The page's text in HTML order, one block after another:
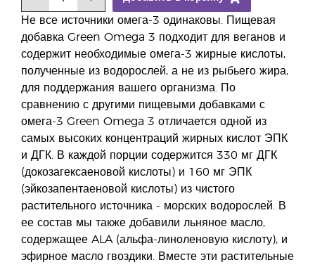
Не все источники омега-3 одинаковы. Пищевая
добавка Green Omega 3 подходит для веганов и
содержит необходимые омега-3 жирные кислоты,
полученные из водорослей, а не из рыбьего жира,
для поддержания вашего организма. По
сравнению с другими пищевыми добавками с
омега-3 Green Omega 3 отличается одной из
самых высоких концентраций жирных кислот ЭПК
и ДГК. В каждой порции содержится 330 мг ДГК
(докозагексаеновой кислоты) и 160 мг ЭПК
(эйкозапентаеновой кислоты) из чистого
растительного источника - морских водорослей. В
ее состав мы также добавили льняное масло,
содержащее ALA (альфа-линоленовую кислоту), и
эфирное масло гвоздики. Вместе эти растительные